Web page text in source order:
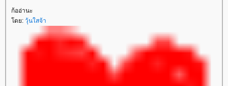
ก้ออ่านะ
ดย: วุ้นใสจ้า